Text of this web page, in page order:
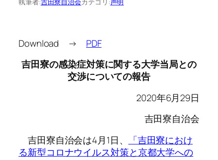
Download → PDF
吉田寮の感染症対策に関する大学当局との
交渉についての報告
2020年6月29日
吉田寮自治会
吉田寮自治会は4月1日、
「吉田寮におけ
る新型コロナウイルス対策と京都大学への